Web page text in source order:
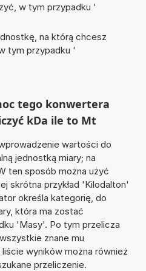
w tym przypadku '
na którą chcesz
tym przypadku '
tego konwertera
kDa ile to Mt
wartości do
jednostką miary; na
ten sposób można użyć
skrótna przykład 'Kilodalton'
określa kategorię, do
która ma zostać
'Masy'. Po tym przelicza
znane mu
wyników można również
przeliczenie.